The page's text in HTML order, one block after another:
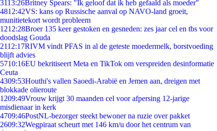
3113:26Britney Spears: "Ik geloof dat ik heb gefaald als moeder"
4812:42VS: kans op Russische aanval op NAVO-land groeit,
munitietekort wordt probleem
1212:28Broer 135 keer gestoken en gesneden: zes jaar cel en tbs voor
doodslag Gouda
2112:17RIVM vindt PFAS in al de geteste moedermelk, borstvoeding
blijft advies
5710:16EU bekritiseert Meta en TikTok om verspreiden desinformatie
Ceuta
4309:53Houthi's vallen Saoedi-Arabië en Jemen aan, dreigen met
blokkade olieroute
1209:49Vrouw krijgt 30 maanden cel voor afpersing 12-jarige
misdienaar in kerk
4709:46PostNL-bezorger steekt bewoner na ruzie over pakket
2609:32Wegpiraat scheurt met 146 km/u door het centrum van